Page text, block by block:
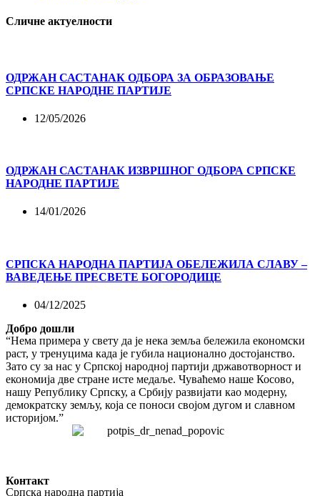
Сличне актуелности
ОДРЖАН САСТАНАК ОДБОРА ЗА ОБРАЗОВАЊЕ
СРПСКЕ НАРОДНЕ ПАРТИЈЕ
12/05/2026
ОДРЖАН САСТАНАК ИЗВРШНОГ ОДБОРА СРПСКЕ
НАРОДНЕ ПАРТИЈЕ
14/01/2026
СРПСКА НАРОДНА ПАРТИЈА ОБЕЛЕЖИЛА СЛАВУ –
ВАВЕДЕЊЕ ПРЕСВЕТЕ БОГОРОДИЦЕ
04/12/2025
Добро дошли
“Нема примера у свету да је нека земља бележила економски
раст, у тренуцима када је губила национално достојанство.
Зато су за нас у Српској народној партији државотворност и
економија две стране исте медаље. Чуваћемо наше Косово,
нашу Републику Српску, а Србију развијати као модерну,
демократску земљу, која се поноси својом дугом и славном
историјом.”
Контакт
Српска народна партија